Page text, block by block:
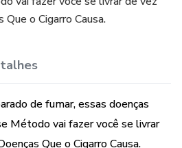
Que o Cigarro Causa.
de fumar, essas doenças
Método vai fazer você se livrar
Que o Cigarro Causa.